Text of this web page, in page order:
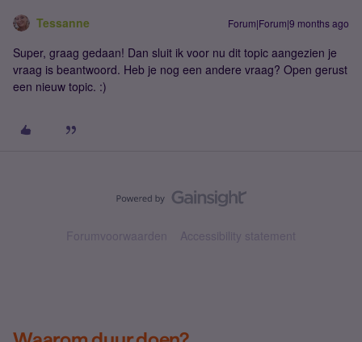
Tessanne Forum|Forum|9 months ago
Super, graag gedaan! Dan sluit ik voor nu dit topic aangezien je
vraag is beantwoord. Heb je nog een andere vraag? Open gerust
een nieuw topic. :)
Forumvoorwaarden Accessibility statement